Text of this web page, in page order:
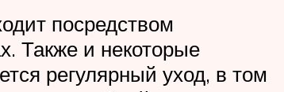
посредством
Также и некоторые
регулярный уход, в том